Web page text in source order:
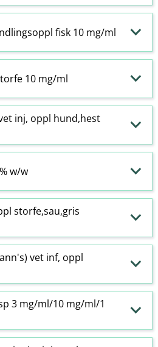
fisk 10 mg/ml
10 mg/ml
inj, oppl hund,hest
w​/​w
storfe,sau,gris
vet inf, oppl
3 mg/ml/10 mg/ml/1